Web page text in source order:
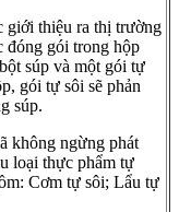
giới thiệu ra thị trường
đóng gói trong hộp
súp và một gói tự
gói tự sôi sẽ phản
súp.
không ngừng phát
loại thực phẩm tự
Cơm tự sôi; Lẩu tự